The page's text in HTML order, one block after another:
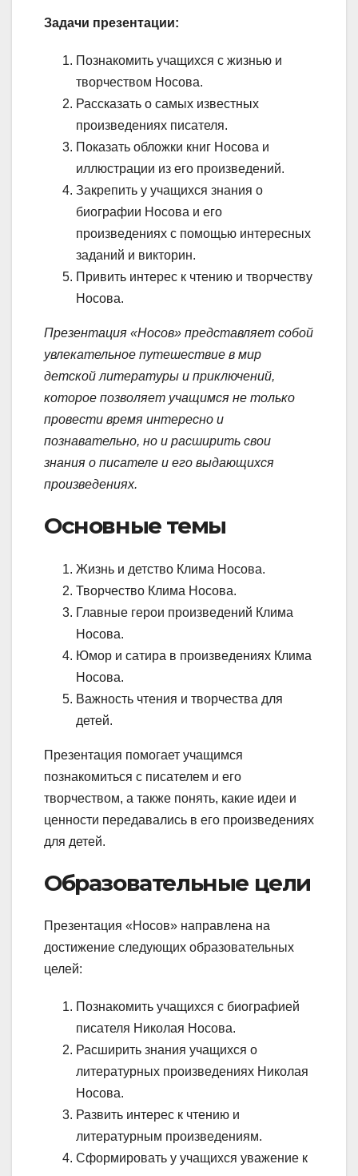
Задачи презентации:
Познакомить учащихся с жизнью и
творчеством Носова.
Рассказать о самых известных
произведениях писателя.
Показать обложки книг Носова и
иллюстрации из его произведений.
Закрепить у учащихся знания о
биографии Носова и его
произведениях с помощью интересных
заданий и викторин.
Привить интерес к чтению и творчеству
Носова.
Презентация «Носов» представляет собой
увлекательное путешествие в мир
детской литературы и приключений,
которое позволяет учащимся не только
провести время интересно и
познавательно, но и расширить свои
знания о писателе и его выдающихся
произведениях.
Основные темы
Жизнь и детство Клима Носова.
Творчество Клима Носова.
Главные герои произведений Клима
Носова.
Юмор и сатира в произведениях Клима
Носова.
Важность чтения и творчества для
детей.
Презентация помогает учащимся
познакомиться с писателем и его
творчеством, а также понять, какие идеи и
ценности передавались в его произведениях
для детей.
Образовательные цели
Презентация «Носов» направлена на
достижение следующих образовательных
целей:
Познакомить учащихся с биографией
писателя Николая Носова.
Расширить знания учащихся о
литературных произведениях Николая
Носова.
Развить интерес к чтению и
литературным произведениям.
Сформировать у учащихся уважение к